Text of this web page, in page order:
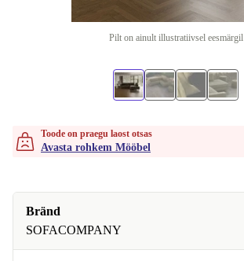
Pilt on ainult illustratiivsel eesmärgil
Toode on praegu laost otsas
Avasta rohkem Mööbel
Bränd
SOFACOMPANY